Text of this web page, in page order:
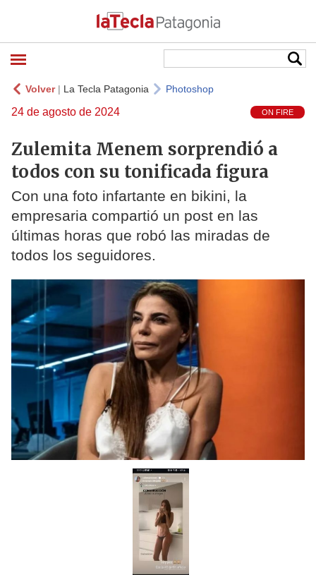
Volver| La Tecla Patagonia Photoshop
24 de agosto de 2024 ON FIRE
Zulemita Menem sorprendió a
todos con su tonificada figura
Con una foto infartante en bikini, la
empresaria compartió un post en las
últimas horas que robó las miradas de
todos los seguidores.